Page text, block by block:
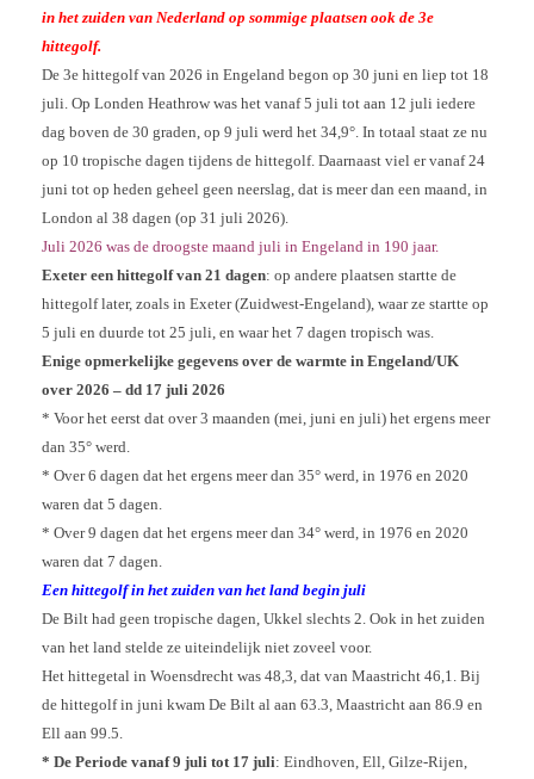
in het zuiden van Nederland op sommige plaatsen ook de 3e
hittegolf.
De 3e hittegolf van 2026 in Engeland begon op 30 juni en liep tot 18
juli. Op Londen Heathrow was het vanaf 5 juli tot aan 12 juli iedere
dag boven de 30 graden, op 9 juli werd het 34,9°. In totaal staat ze nu
op 10 tropische dagen tijdens de hittegolf. Daarnaast viel er vanaf 24
juni tot op heden geheel geen neerslag, dat is meer dan een maand, in
London al 38 dagen (op 31 juli 2026).
Juli 2026 was de droogste maand juli in Engeland in 190 jaar.
Exeter een hittegolf van 21 dagen: op andere plaatsen startte de
hittegolf later, zoals in Exeter (Zuidwest-Engeland), waar ze startte op
5 juli en duurde tot 25 juli, en waar het 7 dagen tropisch was.
Enige opmerkelijke gegevens over de warmte in Engeland/UK
over 2026 – dd 17 juli 2026
* Voor het eerst dat over 3 maanden (mei, juni en juli) het ergens meer
dan 35° werd.
* Over 6 dagen dat het ergens meer dan 35° werd, in 1976 en 2020
waren dat 5 dagen.
* Over 9 dagen dat het ergens meer dan 34° werd, in 1976 en 2020
waren dat 7 dagen.
Een hittegolf in het zuiden van het land begin juli
De Bilt had geen tropische dagen, Ukkel slechts 2. Ook in het zuiden
van het land stelde ze uiteindelijk niet zoveel voor.
Het hittegetal in Woensdrecht was 48,3, dat van Maastricht 46,1. Bij
de hittegolf in juni kwam De Bilt al aan 63.3, Maastricht aan 86.9 en
Ell aan 99.5.
* De Periode vanaf 9 juli tot 17 juli: Eindhoven, Ell, Gilze-Rijen,